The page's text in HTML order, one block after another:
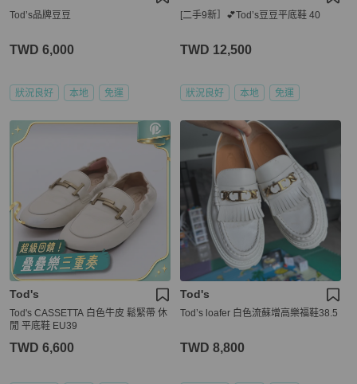
Tod’s品牌豆豆
TWD 6,000
狀況良好 本地 免運
[二手9新］💕Tod’s豆豆平底鞋 40
TWD 12,500
狀況良好 本地 免運
Tod's
Tod's CASSETTA 白色牛皮 鬆緊帶 休
閒 平底鞋 EU39
TWD 6,600
Tod's
Tod’s loafer 白色流蘇增高樂福鞋38.5
TWD 8,800